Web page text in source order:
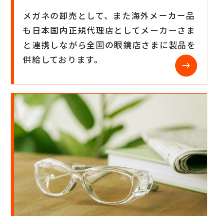
メガネの卸売として、また海外メーカー品
も日本国内正規代理店としてメーカーさま
と連携しながら全国の眼鏡店さまに製品を
供給しております。
east